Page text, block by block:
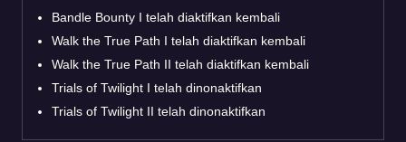
Bandle Bounty I telah diaktifkan kembali
Walk the True Path I telah diaktifkan kembali
Walk the True Path II telah diaktifkan kembali
Trials of Twilight I telah dinonaktifkan
Trials of Twilight II telah dinonaktifkan